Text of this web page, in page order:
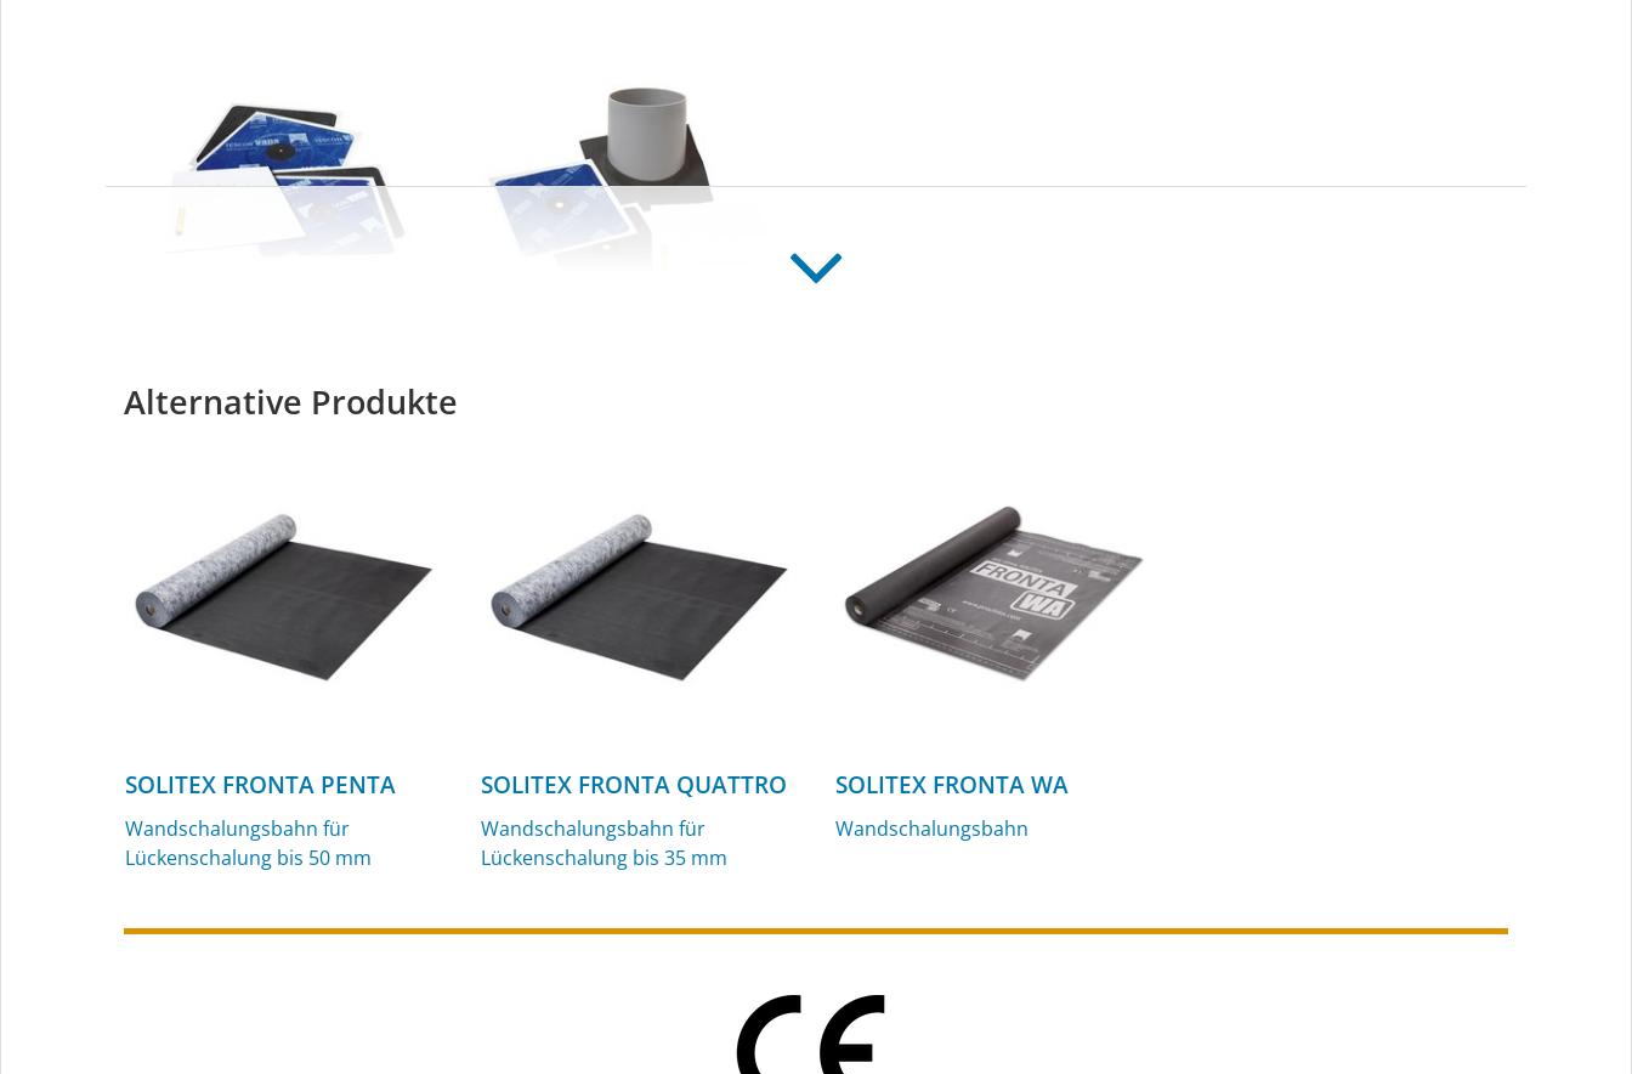
Kabel-Manschetten, Ø 4,8-12 mm,
Alternative Produkte
SOLITEX FRONTA PENTA
Wandschalungsbahn für
Lückenschalung bis 50 mm
SOLITEX FRONTA QUATTRO
Wandschalungsbahn für
Lückenschalung bis 35 mm
SOLITEX FRONTA WA
Wandschalungsbahn